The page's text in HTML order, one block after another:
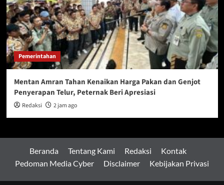
Pemerintahan
Mentan Amran Tahan Kenaikan Harga Pakan dan Genjot
Penyerapan Telur, Peternak Beri Apresiasi
Redaksi 2 jam ago
Beranda Tentang Kami Redaksi
Kontak
Pedoman Media Cyber
Disclaimer Kebijakan Privasi